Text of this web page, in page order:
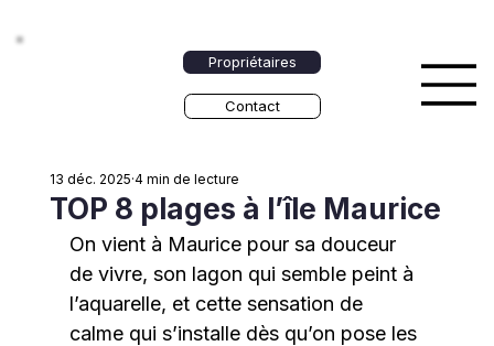
Propriétaires
Contact
TOP 8 plages à l’île Maurice
13 déc. 2025 4 min de lecture
On vient à Maurice pour sa douceur
de vivre, son lagon qui semble peint à
l’aquarelle, et cette sensation de
calme qui s’installe dès qu’on pose les